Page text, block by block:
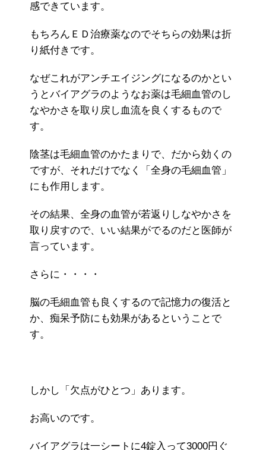
感できています。
もちろんＥＤ治療薬なのでそちらの効果は折
り紙付きです。
なぜこれがアンチエイジングになるのかとい
うとバイアグラのようなお薬は毛細血管のし
なやかさを取り戻し血流を良くするもので
す。
陰茎は毛細血管のかたまりで、だから効くの
ですが、それだけでなく「全身の毛細血管」
にも作用します。
その結果、全身の血管が若返りしなやかさを
取り戻すので、いい結果がでるのだと医師が
言っています。
さらに・・・・
脳の毛細血管も良くするので記憶力の復活と
か、痴呆予防にも効果があるということで
す。
しかし「欠点がひとつ」あります。
お高いのです。
バイアグラは一シートに4錠入って3000円ぐ